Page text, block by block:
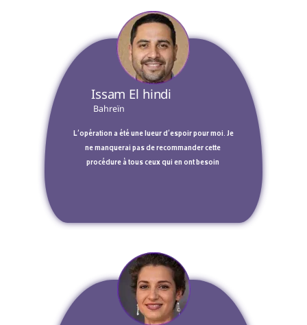
Issam El hindi
Bahreïn
ne manquerai pas de recommander cette
procédure à tous ceux qui en ont besoin